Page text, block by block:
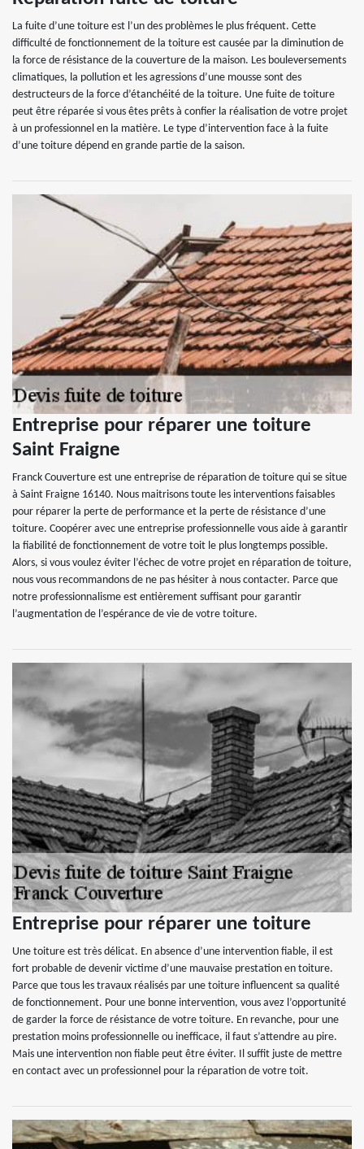
La fuite d’une toiture est l’un des problèmes le plus fréquent. Cette
difficulté de fonctionnement de la toiture est causée par la diminution de
la force de résistance de la couverture de la maison. Les bouleversements
climatiques, la pollution et les agressions d’une mousse sont des
destructeurs de la force d’étanchéité de la toiture. Une fuite de toiture
peut être réparée si vous êtes prêts à confier la réalisation de votre projet
à un professionnel en la matière. Le type d’intervention face à la fuite
d’une toiture dépend en grande partie de la saison.
Entreprise pour réparer une toiture
Saint Fraigne
Franck Couverture est une entreprise de réparation de toiture qui se situe
à Saint Fraigne 16140. Nous maitrisons toute les interventions faisables
pour réparer la perte de performance et la perte de résistance d’une
toiture. Coopérer avec une entreprise professionnelle vous aide à garantir
la fiabilité de fonctionnement de votre toit le plus longtemps possible.
Alors, si vous voulez éviter l’échec de votre projet en réparation de toiture,
nous vous recommandons de ne pas hésiter à nous contacter. Parce que
notre professionnalisme est entièrement suffisant pour garantir
l’augmentation de l’espérance de vie de votre toiture.
Entreprise pour réparer une toiture
Une toiture est très délicat. En absence d’une intervention fiable, il est
fort probable de devenir victime d’une mauvaise prestation en toiture.
Parce que tous les travaux réalisés par une toiture influencent sa qualité
de fonctionnement. Pour une bonne intervention, vous avez l’opportunité
de garder la force de résistance de votre toiture. En revanche, pour une
prestation moins professionnelle ou inefficace, il faut s’attendre au pire.
Mais une intervention non fiable peut être éviter. Il suffit juste de mettre
en contact avec un professionnel pour la réparation de votre toit.